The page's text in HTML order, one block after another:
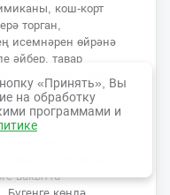
кош-корт
торган,
исемнәрен өйрәнә
әйбер, тавар
тикшерә торган
әсәрләрендәге
(поэтонимнарны)
һәм
итеп өйрәнү
вакытта
«Принять», Вы
на обработку
программами и